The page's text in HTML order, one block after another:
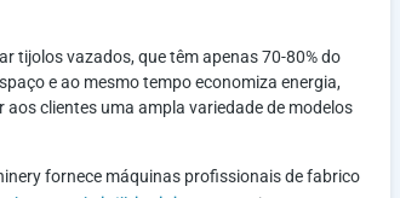
tijolos vazados, que têm apenas 70-80% do
e ao mesmo tempo economiza energia,
clientes uma ampla variedade de modelos
fornece máquinas profissionais de fabrico